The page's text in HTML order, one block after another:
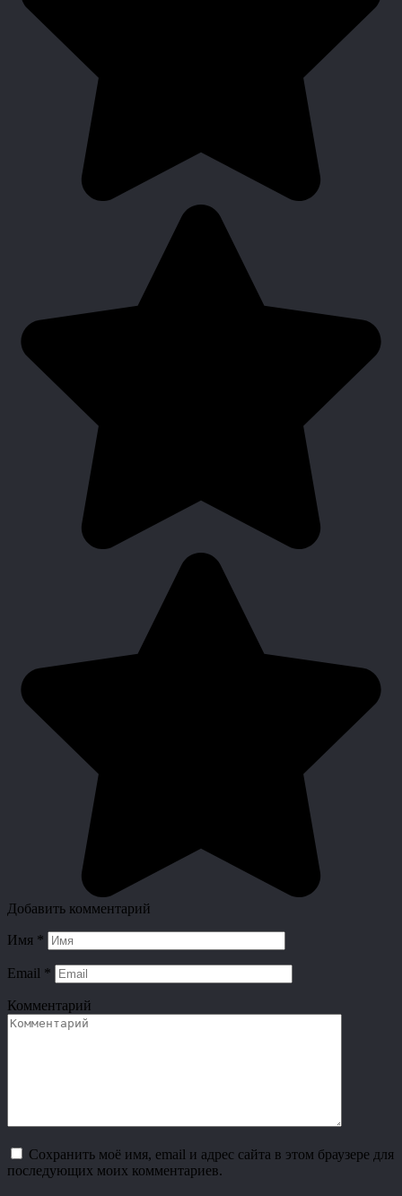
Добавить комментарий
Имя *
Email *
Комментарий
Сохранить моё имя, email и адрес сайта в этом браузере для
последующих моих комментариев.